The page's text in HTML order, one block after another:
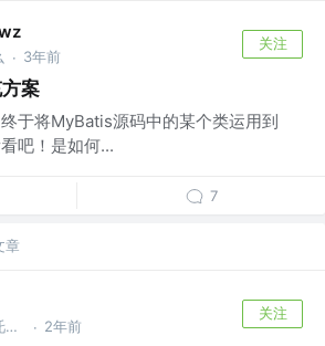
· 3年前
关注
案
于将MyBatis源码中的某个类运用到
吧！是如何...
7
章
🥇公众号|哪吒编程 · 2年前
关注